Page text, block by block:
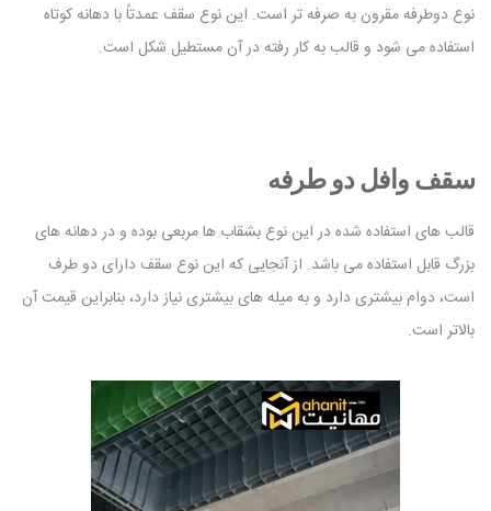
نوع دوطرفه مقرون به صرفه تر است. این نوع سقف عمدتاً با دهانه کوتاه
استفاده می شود و قالب به کار رفته در آن مستطیل شکل است.
سقف وافل دو طرفه
قالب های استفاده شده در این نوع بشقاب ها مربعی بوده و در دهانه های
بزرگ قابل استفاده می باشد. از آنجایی که این نوع سقف دارای دو طرف
است، دوام بیشتری دارد و به میله های بیشتری نیاز دارد، بنابراین قیمت آن
بالاتر است.